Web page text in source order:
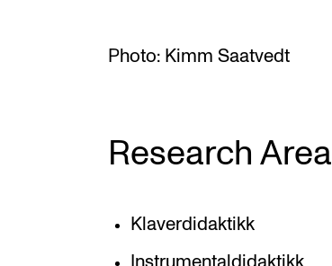
Photo: Kimm Saatvedt
Research
Klaverdidaktikk
Instrumentaldidaktikk